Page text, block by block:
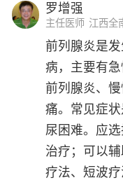
罗增强
主任医师 江西全
前列腺炎是
病，主要有
前列腺炎、
痛。常见症
尿困难。应
治疗；可以
疗法、短波疗